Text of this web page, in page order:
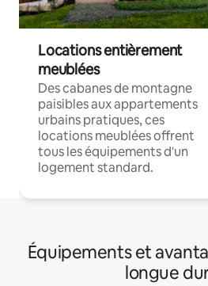
Locations entièrement
meublées
Des cabanes de montagne
paisibles aux appartements
urbains pratiques, ces
locations meublées offrent
tous les équipements d'un
logement standard.
Équipements et
longue